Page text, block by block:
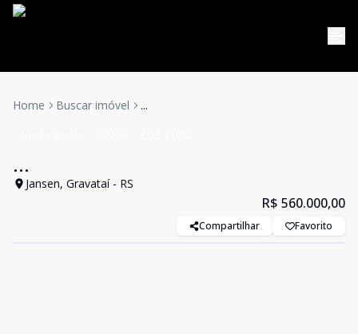
Home Buscar imóvel ...
...
Jansen, Gravataí - RS
R$ 560.000,00
Compartilhar Favorito